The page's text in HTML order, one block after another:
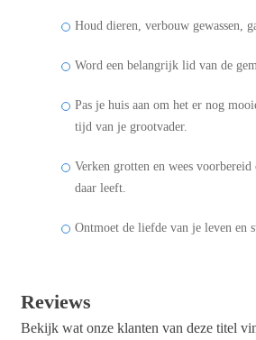
Houd dieren, verbouw gewassen,
Word een belangrijk lid van de
Pas je huis aan om het er nog
tijd van je grootvader.
Verken grotten en wees
daar leeft.
Ontmoet de liefde van je leven en
Reviews
Bekijk wat onze klanten van deze titel